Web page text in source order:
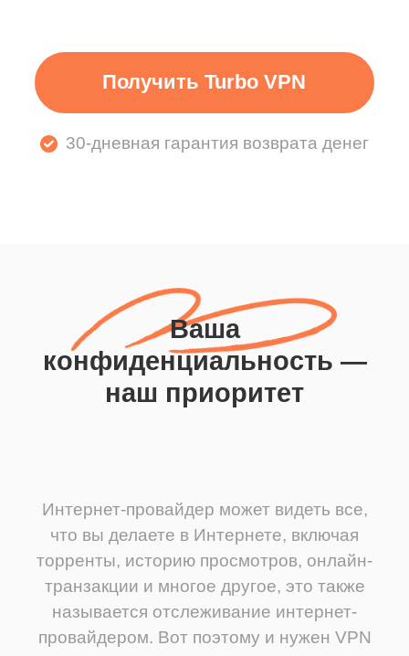
Получить Turbo VPN
30-дневная гарантия возврата денег
Ваша
конфиденциальность —
наш приоритет
Интернет-провайдер может видеть все,
что вы делаете в Интернете, включая
торренты, историю просмотров, онлайн-
транзакции и многое другое, это также
называется отслеживание интернет-
провайдером. Вот поэтому и нужен VPN